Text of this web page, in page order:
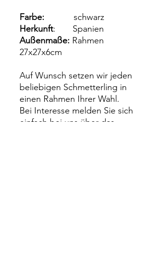
Farbe:
schwarz
Herkunft: Spanien
Außenmaße: Rahmen
27x27x6cm
Auf Wunsch setzen wir jeden
beliebigen Schmetterling in
einen Rahmen Ihrer Wahl.
Bei Interesse melden Sie sich
einfach bei uns über das